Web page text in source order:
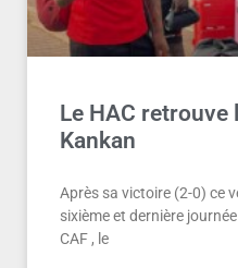
Le HAC retrouve
Kankan
Après sa victoire (2-0) ce
sixième et dernière
CAF , le